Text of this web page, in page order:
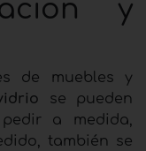
y
de muebles y
se pueden
a medida,
también se